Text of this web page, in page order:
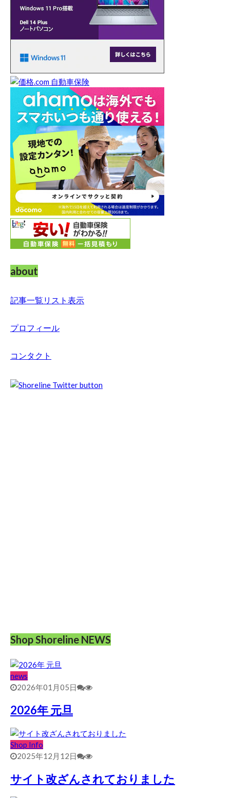
about
記事一覧リスト表示
プロフィール
コンタクト
Shop Shoreline NEWS
news
2026年01月05日
2026年 元旦
Shop Info
2025年12月12日
サイト改ざんされておりました